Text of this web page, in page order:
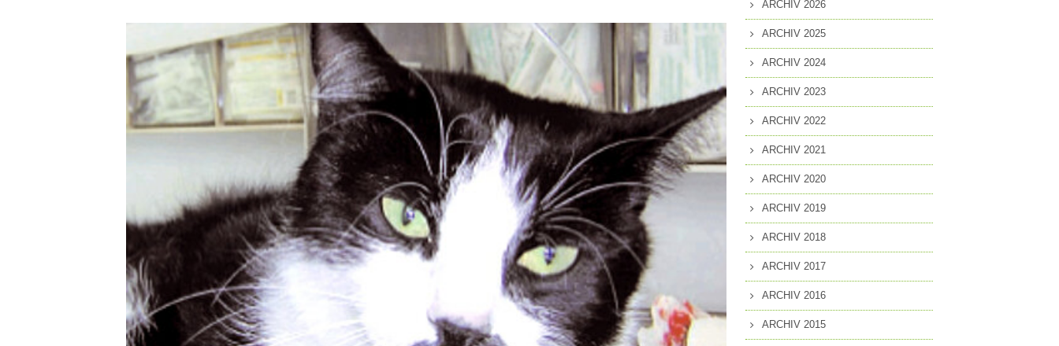
DEN TIERARZT INFORMIEREN
TIERRE
ERSTE HILFE LEISTEN
LEBENSZEICHEN PRÜFEN
ATEM- UND HERZSTILLSTAND
INSEKTENSTICHE
BEIM VERSCHLUCKEN
BEI KRAMPFANFÄLLEN
HITZSCHLAG
WILDVÖGEL
RATGEBER WILDTIERE 20 JAHRE TIERRETTUNG
FAQ
AUFGABEN
FAHRZEUGFLOTTE
ENTSTEHUNGSGESCHICHTE
EINBLICKE IN UNSERE ARBEIT
SATZUNG
GÄSTEBUCH
DATENSCHUTZ
VEREINSJOURNALE
MITGLIEDSCHAFT KÜNDIGEN
ZUWENDUNGSBESCHEINIGUNG
MITGLIEDSCHAFT
ARCHIV 2026
ARCHIV 2025
ARCHIV 2024
ARCHIV 2023
ARCHIV 2022
ARCHIV 2021
ARCHIV 2020
ARCHIV 2019
ARCHIV 2018
ARCHIV 2017
ARCHIV 2016
ARCHIV 2015